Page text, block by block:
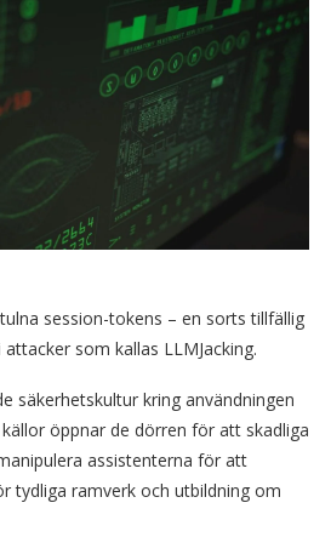
session-tokens – en sorts tillfällig
som kallas LLMJacking.
säkerhetskultur kring användningen
öppnar de dörren för att skadliga
assistenterna för att
tydliga ramverk och utbildning om